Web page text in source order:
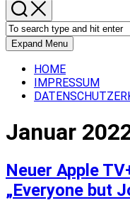
Expand Menu
HOME
IMPRESSUM
Januar
Neuer Apple
„Everyone but